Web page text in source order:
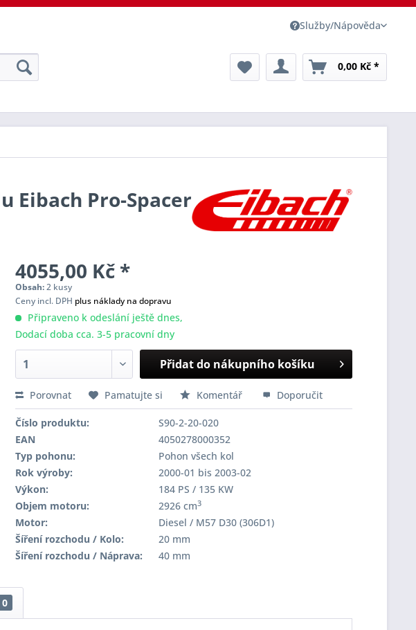
Služby/Nápověda
0,00 Kč *
Eibach Pro-Spacer
4055,00 Kč *
Obsah:2 kusy
Ceny incl. DPH plus náklady na dopravu
Připraveno k odeslání ještě dnes,
Dodací doba cca. 3-5 pracovní dny
Přidat do nákupního košíku
Porovnat Pamatujte si Komentář Doporučit
Číslo produktu:
S90-2-20-020
EAN
4050278000352
Typ pohonu:
Pohon všech kol
Rok výroby:
2000-01 bis 2003-02
Výkon:
184 PS / 135 KW
Objem motoru:
2926 cm3
Motor:
Diesel / M57 D30 (306D1)
Šíření rozchodu / Kolo:
20 mm
Šíření rozchodu / Náprava:
40 mm
0